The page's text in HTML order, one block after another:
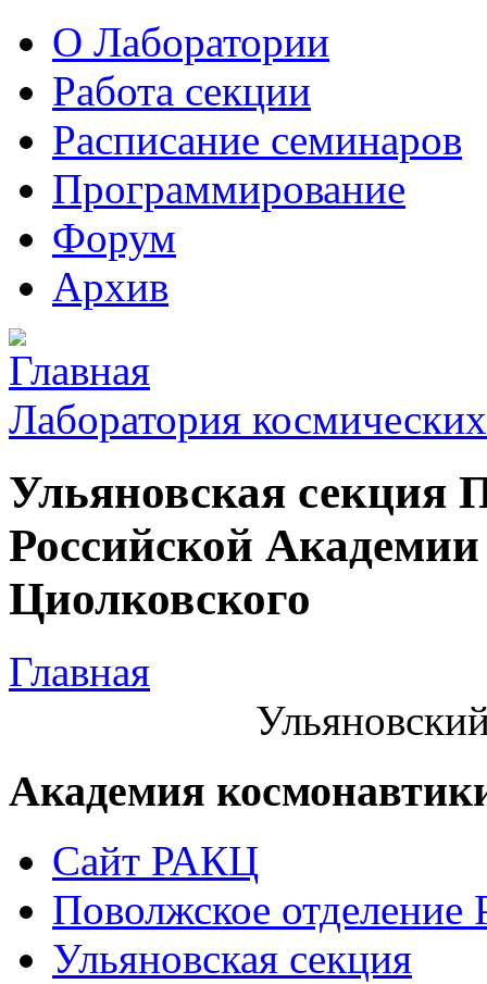
О Лаборатории
Работа секции
Расписание семинаров
Программирование
Форум
Архив
Лаборатория
Ульяновская секция
Российской
Циолковского
Главная
Академия
Сайт РАКЦ
Поволжское
Ульяновская секция